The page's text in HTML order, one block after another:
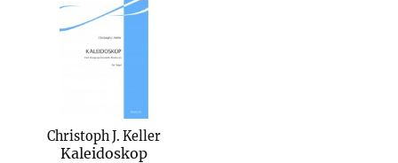
Christoph J. Keller
Kaleidoskop